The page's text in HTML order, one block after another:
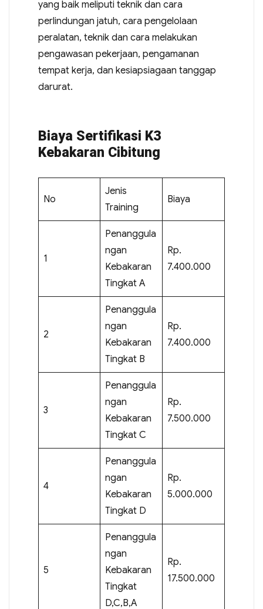
yang baik meliputi teknik dan cara
perlindungan jatuh, cara pengelolaan
peralatan, teknik dan cara melakukan
pengawasan pekerjaan, pengamanan
tempat kerja, dan kesiapsiagaan tanggap
darurat.
Biaya Sertifikasi K3
Kebakaran Cibitung
No
Jenis
Training
Biaya
1
Penanggula
ngan
Kebakaran
Tingkat A
Rp.
7.400.000
2
Penanggula
ngan
Kebakaran
Tingkat B
Rp.
7.400.000
3
Penanggula
ngan
Kebakaran
Tingkat C
Rp.
7.500.000
4
Penanggula
ngan
Kebakaran
Tingkat D
Rp.
5.000.000
5
Penanggula
ngan
Kebakaran
Tingkat
D,C,B,A
Rp.
17.500.000